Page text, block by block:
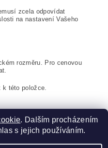
zcela odpovídat
na nastavení Vašeho
rozměru. Pro cenovou
k této položce.
. Dalším procházením
s jejich používáním.